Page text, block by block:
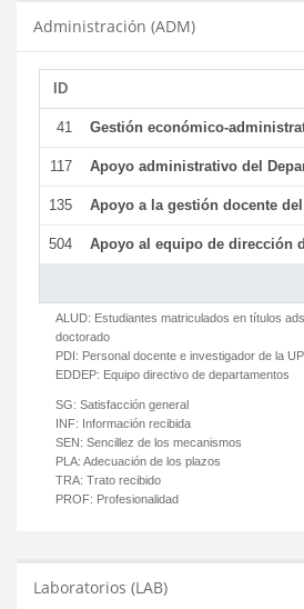
Administración (ADM)
ID
41 Gestión económico-
117 Apoyo administrativo del
135 Apoyo a la gestión docente
504 Apoyo al equipo de dirección
ALUD: Estudiantes matriculados en títulos
doctorado
PDI: Personal docente e investigador de la
EDDEP: Equipo directivo de departamentos
SG: Satisfacción general
INF: Información recibida
SEN: Sencillez de los mecanismos
PLA: Adecuación de los plazos
TRA: Trato recibido
PROF: Profesionalidad
Laboratorios (LAB)